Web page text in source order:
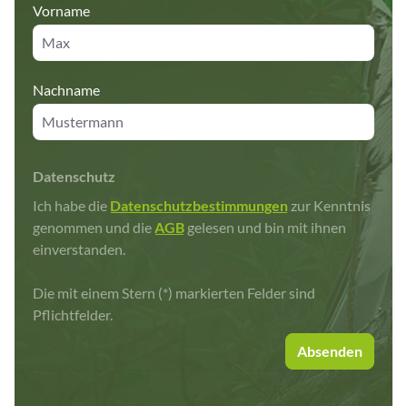
Vorname
Nachname
Datenschutz
Ich habe die Datenschutzbestimmungen zur Kenntnis
genommen und dieAGB gelesen und bin mit ihnen
einverstanden.
Die mit einem Stern (*) markierten Felder sind
Pflichtfelder.
Absenden